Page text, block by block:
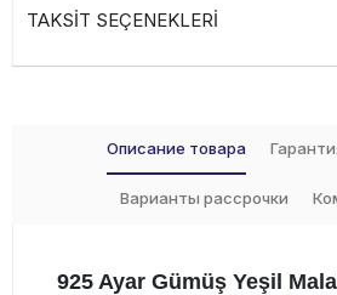
TAKSİT SEÇENEKLERİ
Описание товара
Варианты рассрочки
925 Ayar Gümüş Yeşil